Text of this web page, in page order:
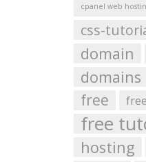
cpanel web
css-
domain
domains
free
free
hosting